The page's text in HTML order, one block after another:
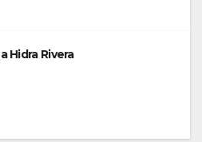
Hidra Rivera